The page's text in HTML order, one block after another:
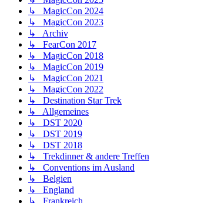
↳ MagicCon 2024
↳ MagicCon 2023
↳ Archiv
↳ FearCon 2017
↳ MagicCon 2018
↳ MagicCon 2019
↳ MagicCon 2021
↳ MagicCon 2022
↳ Destination Star Trek
↳ Allgemeines
↳ DST 2020
↳ DST 2019
↳ DST 2018
↳ Trekdinner & andere Treffen
↳ Conventions im Ausland
↳ Belgien
↳ England